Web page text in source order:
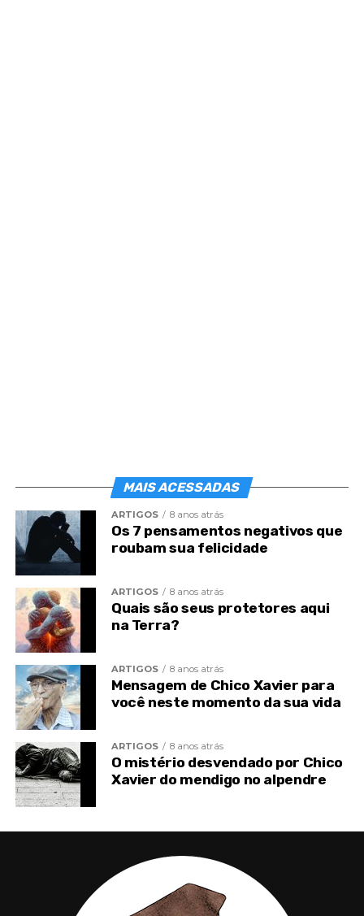
MAIS ACESSADAS
ARTIGOS 8 anos atrás
Os 7 pensamentos negativos que
roubam sua felicidade
ARTIGOS 8 anos atrás
Quais são seus protetores aqui
na Terra?
ARTIGOS 8 anos atrás
Mensagem de Chico Xavier para
você neste momento da sua vida
ARTIGOS 8 anos atrás
O mistério desvendado por Chico
Xavier do mendigo no alpendre